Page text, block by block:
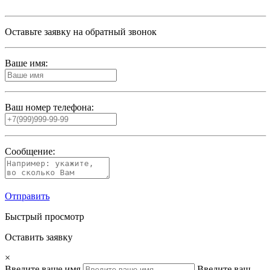
Оставьте заявку на обратный звонок
Ваше имя:
Ваш номер телефона:
Сообщение:
Отправить
Быстрый просмотр
Оставить заявку
×